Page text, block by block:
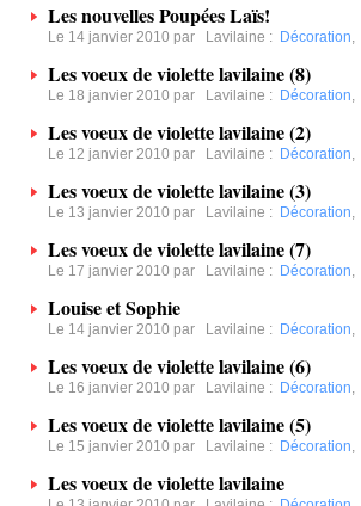
Les nouvelles Poupées Laïs!
Le 14 janvier 2010 par Lavilaine : Décoration,
Les voeux de violette lavilaine (8)
Le 18 janvier 2010 par Lavilaine : Décoration,
Les voeux de violette lavilaine (2)
Le 12 janvier 2010 par Lavilaine : Décoration,
Les voeux de violette lavilaine (3)
Le 13 janvier 2010 par Lavilaine : Décoration,
Les voeux de violette lavilaine (7)
Le 17 janvier 2010 par Lavilaine : Décoration,
Louise et Sophie
Le 14 janvier 2010 par Lavilaine : Décoration,
Les voeux de violette lavilaine (6)
Le 16 janvier 2010 par Lavilaine : Décoration,
Les voeux de violette lavilaine (5)
Le 15 janvier 2010 par Lavilaine : Décoration,
Les voeux de violette lavilaine